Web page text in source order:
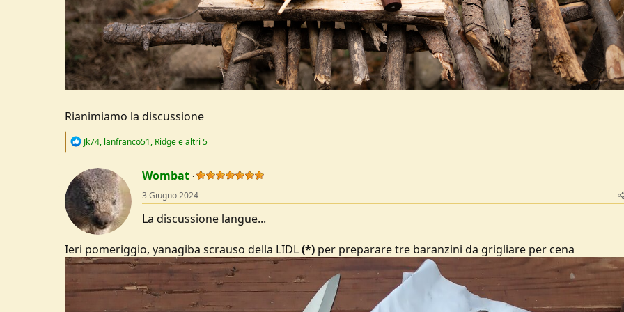
Rianimiamo la discussione
R
c
t
i
o
n
s
Jk74, lanfranco51, Ridgee altri 5
Wombat
3 Giugno 2024
La discussione langue...
Ieri pomeriggio, yanagiba scrauso della LIDL(*) per preparare tre baranzini da grigliare per cena